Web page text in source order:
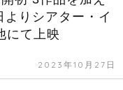
りシアター・イ
にて上映
2023年10月27日